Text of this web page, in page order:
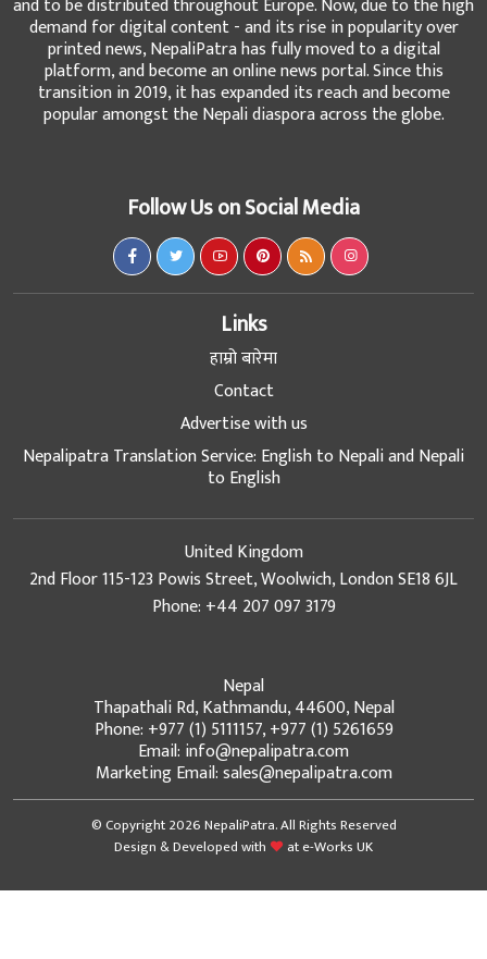
and to be distributed throughout Europe. Now, due to the high
demand for digital content - and its rise in popularity over
printed news, NepaliPatra has fully moved to a digital
platform, and become an online news portal. Since this
transition in 2019, it has expanded its reach and become
popular amongst the Nepali diaspora across the globe.
Follow Us on Social Media
Links
हाम्रो बारेमा
Contact
Advertise with us
Nepalipatra Translation Service: English to Nepali and Nepali
to English
United Kingdom
2nd Floor 115-123 Powis Street, Woolwich, London SE18 6JL
Phone: +44 207 097 3179
Nepal
Thapathali Rd, Kathmandu, 44600, Nepal
Phone: +977 (1) 5111157, +977 (1) 5261659
Email: info@nepalipatra.com
Marketing Email: sales@nepalipatra.com
© Copyright 2026 NepaliPatra. All Rights Reserved
Design & Developed with
ate-Works UK